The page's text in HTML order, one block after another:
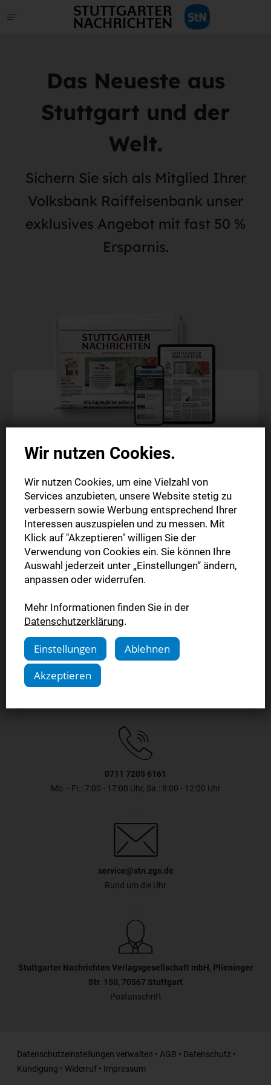
Das Neueste aus
Stuttgart und der
Welt.
Sichern Sie sich als Mitglied Ihrer
Volksbank Raiffeisenbank unser
exklusives Angebot mit fast 50 %
Ersparnis.
Komplettpaket
Die gedruckte Ausgabe im Briefkasten (Mo.-Sa.)
Die digitale Ausgabe als E-Paper (Mo.-So.)
Alle Artikel im Web und in der StN-App
Das Abonnement endet automatisch
102,00 €
Jetzt bestellen
0711 7205 6161
Mo. - Fr.: 7:00 - 17:00 Uhr, Sa.: 8:00 - 12:00 Uhr
service@stn.zgs.de
Rund um die Uhr
Stuttgarter Nachrichten Verlagsgesellschaft mbH, Plieninger
Str. 150, 70567 Stuttgart
Postanschrift
Datenschutzeinstellungen verwalten • AGB • Datenschutz •
Kündigung • Widerruf • Impressum
Wir nutzen Cookies.
Wir nutzen Cookies, um eine Vielzahl von
Services anzubieten, unsere Website stetig zu
verbessern sowie Werbung entsprechend Ihrer
Interessen auszuspielen und zu messen. Mit
Klick auf "Akzeptieren" willigen Sie der
Verwendung von Cookies ein. Sie können Ihre
Auswahl jederzeit unter „Einstellungen“ ändern,
anpassen oder widerrufen.
Mehr Informationen finden Sie in der
Datenschutzerklärung.
Einstellungen
Ablehnen
Akzeptieren